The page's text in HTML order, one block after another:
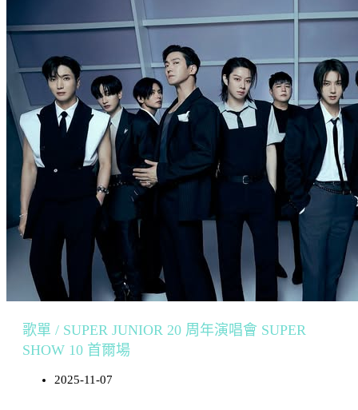
歌單 / SUPER JUNIOR 20 周年演唱會 SUPER
SHOW 10 首爾場
2025-11-07